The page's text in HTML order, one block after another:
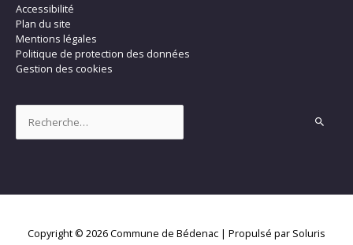
Accessibilité
Plan du site
Mentions légales
Politique de protection des données
Gestion des cookies
Copyright © 2026Commune de Bédenac | Propulsé par Soluris